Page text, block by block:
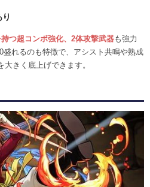
つ超コンボ強化、2体攻撃武器も強力
れるのも特徴で、アシスト共鳴や熟成
きく底上げできます。